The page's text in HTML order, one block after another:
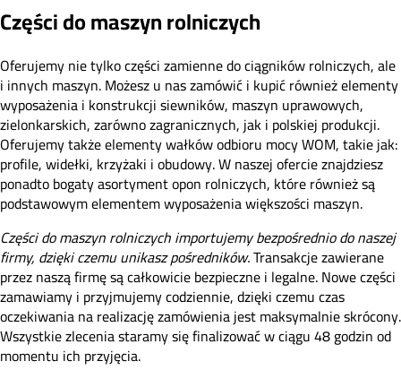
Części do maszyn rolniczych
Oferujemy nie tylko części zamienne do ciągników rolniczych, ale
i innych maszyn. Możesz u nas zamówić i kupić również elementy
wyposażenia i konstrukcji siewników, maszyn uprawowych,
zielonkarskich, zarówno zagranicznych, jak i polskiej produkcji.
Oferujemy także elementy wałków odbioru mocy WOM, takie jak:
profile, widełki, krzyżaki i obudowy. W naszej ofercie znajdziesz
ponadto bogaty asortyment opon rolniczych, które również są
podstawowym elementem wyposażenia większości maszyn.
Części do maszyn rolniczych importujemy bezpośrednio do naszej
firmy, dzięki czemu unikasz pośredników.Transakcje zawierane
przez naszą firmę są całkowicie bezpieczne i legalne. Nowe części
zamawiamy i przyjmujemy codziennie, dzięki czemu czas
oczekiwania na realizację zamówienia jest maksymalnie skrócony.
Wszystkie zlecenia staramy się finalizować w ciągu 48 godzin od
momentu ich przyjęcia.